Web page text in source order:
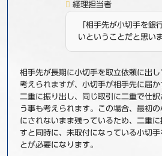
経理担当者
「相手先が小切手を銀
いということだと思い
相手先が長期に小切手を取立依頼に出
考えられますが、小切手が相手先に届
二重に振り出し、同じ取引に二重で仕
う事も考えられます。この場合、最初
にされないまま残っているため、二重
すと同時に、未取付になっている小切
とが必要になります。